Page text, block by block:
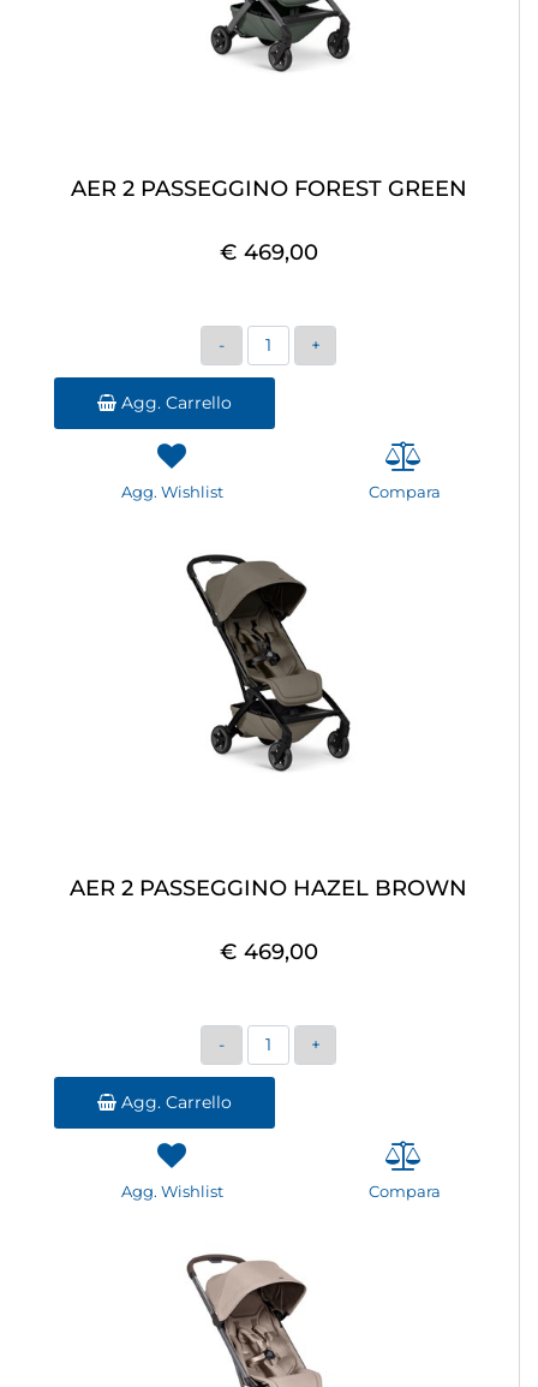
AER 2 PASSEGGINO FOREST GREEN
€ 469,00
Quantità
Agg. Carrello
Agg. Wishlist Compara
AER 2 PASSEGGINO HAZEL BROWN
€ 469,00
Quantità
Agg. Carrello
Agg. Wishlist Compara